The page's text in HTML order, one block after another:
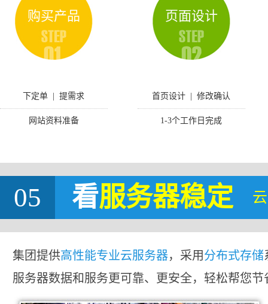
购买产品
下定单 | 提需求
网站资料准备
页面设计
首页设计 | 修改确认
1-3个工作日完成
05 看服务器稳定
集团提供高性能专业云服务器，采用分布式存储
服务器数据和服务更可靠、更安全，轻松帮您节